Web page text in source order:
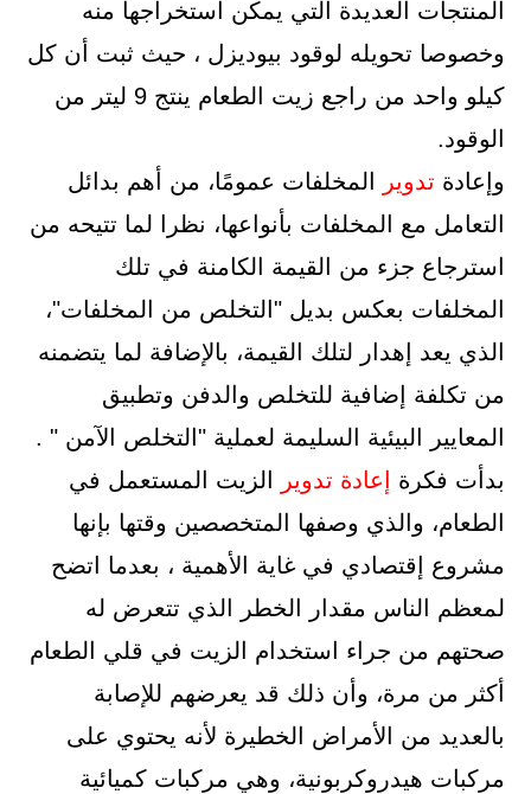
المنتجات العديدة التي يمكن استخراجها منه
وخصوصا تحويله لوقود بيوديزل ، حيث ثبت أن كل
كيلو واحد من راجع زيت الطعام ينتج 9 ليتر من
الوقود.
وإعادة تدوير
المخلفات عمومًا، من أهم بدائل
التعامل مع المخلفات بأنواعها، نظرا لما تتيحه من
استرجاع جزء من القيمة الكامنة في تلك
المخلفات بعكس بديل "التخلص من المخلفات"،
الذي يعد إهدار لتلك القيمة، بالإضافة لما يتضمنه
من تكلفة إضافية للتخلص والدفن وتطبيق
المعايير البيئية السليمة لعملية "التخلص الآمن " .
بدأت فكرة
إعادة تدوير
الزيت المستعمل في
الطعام، والذي وصفها المتخصصين وقتها بإنها
مشروع إقتصادي في غاية الأهمية ، بعدما اتضح
لمعظم الناس مقدار الخطر الذي تتعرض له
صحتهم من جراء استخدام الزيت في قلي الطعام
أكثر من مرة، وأن ذلك قد يعرضهم للإصابة
بالعديد من الأمراض الخطيرة لأنه يحتوي على
مركبات هيدروكربونية، وهي مركبات كميائية